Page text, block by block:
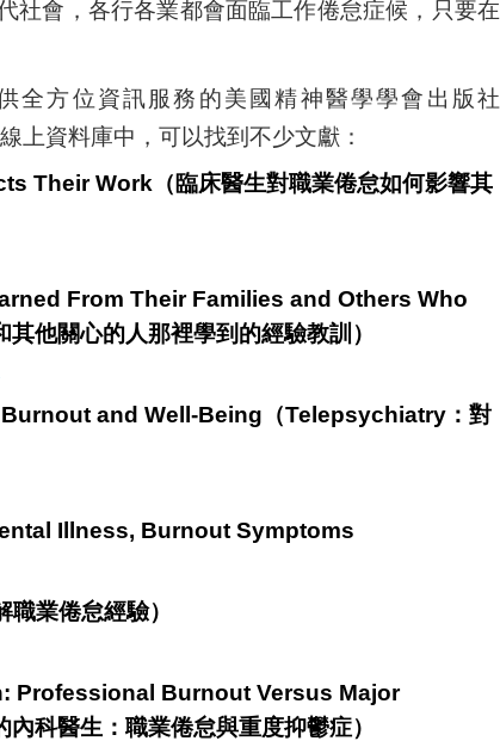
社會，各行各業都會面臨工作倦怠症候，只要在
全方位資訊服務的美國精神醫學學會出版社
資料庫中，可以找到不少文獻：
Their Work（臨床醫生對職業倦怠如何影響其
From Their Families and Others Who
他關心的人那裡學到的經驗教訓）
and Well-Being（Telepsychiatry：對
Illness, Burnout Symptoms
業倦怠經驗）
Professional Burnout Versus Major
科醫生：職業倦怠與重度抑鬱症）